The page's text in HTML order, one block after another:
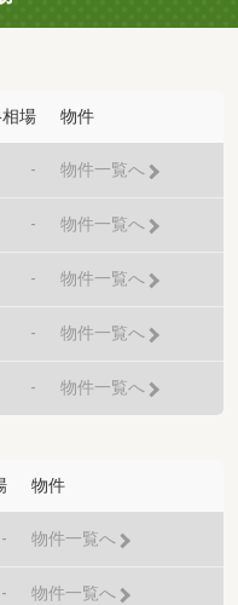
場 物件
- 物件一覧へ
- 物件一覧へ
- 物件一覧へ
- 物件一覧へ
- 物件一覧へ
物件
- 物件一覧へ
- 物件一覧へ